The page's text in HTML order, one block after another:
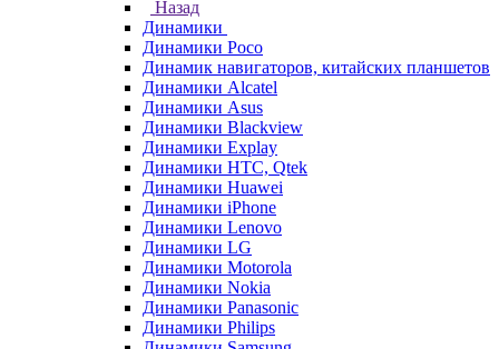
Назад
Динамики
Динамики Poco
Динамик навигаторов, китайских планшетов
Динамики Alcatel
Динамики Asus
Динамики Blackview
Динамики Explay
Динамики HTC, Qtek
Динамики Huawei
Динамики iPhone
Динамики Lenovo
Динамики LG
Динамики Motorola
Динамики Nokia
Динамики Panasonic
Динамики Philips